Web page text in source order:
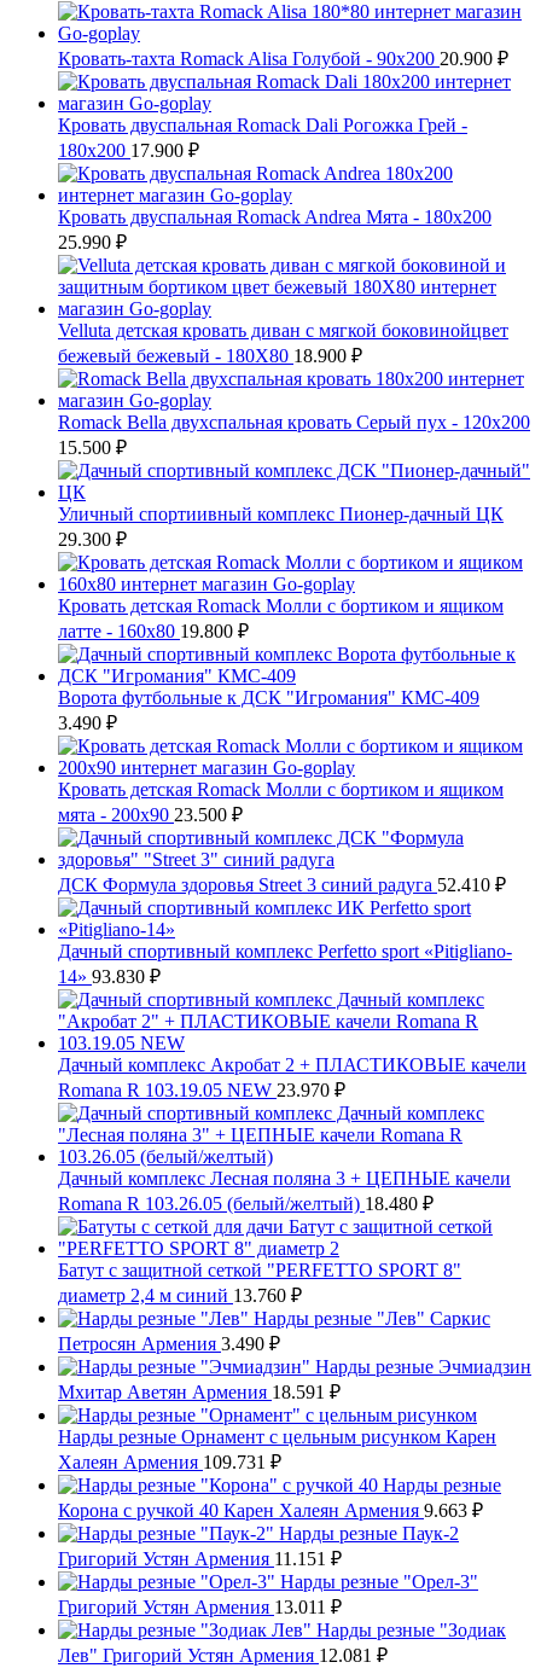
Кровать-тахта Romack Alisa Голубой - 90х200 20.900 ₽
Кровать двуспальная Romack Dali Рогожка Грей -
180x200 17.900 ₽
Кровать двуспальная Romack Andrea Мята - 180x200
25.990 ₽
Velluta детская кровать диван с мягкой боковинойцвет
бежевый бежевый - 180Х80 18.900 ₽
Romack Bella двухспальная кровать Серый пух - 120x200
15.500 ₽
Уличный спортиивный комплекс Пионер-дачный ЦК
29.300 ₽
Кровать детская Romack Молли с бортиком и ящиком
латте - 160x80 19.800 ₽
Ворота футбольные к ДСК "Игромания" КМС-409
3.490 ₽
Кровать детская Romack Молли с бортиком и ящиком
мята - 200x90 23.500 ₽
ДСК Формула здоровья Street 3 синий радуга 52.410 ₽
Дачный спортивный комплекс Perfetto sport «Pitigliano-
14» 93.830 ₽
Дачный комплекс Акробат 2 + ПЛАСТИКОВЫЕ качели
Romana R 103.19.05 NEW 23.970 ₽
Дачный комплекс Лесная поляна 3 + ЦЕПНЫЕ качели
Romana R 103.26.05 (белый/желтый) 18.480 ₽
Батут с защитной сеткой "PERFETTO SPORT 8"
диаметр 2,4 м синий 13.760 ₽
Нарды резные "Лев" Саркис
Петросян Армения 3.490 ₽
Нарды резные Эчмиадзин
Мхитар Аветян Армения 18.591 ₽
Нарды резные Орнамент с цельным рисунком Карен
Халеян Армения 109.731 ₽
Нарды резные
Корона с ручкой 40 Карен Халеян Армения 9.663 ₽
Нарды резные Паук-2
Григорий Устян Армения 11.151 ₽
Нарды резные "Орел-3"
Григорий Устян Армения 13.011 ₽
Нарды резные "Зодиак
Лев" Григорий Устян Армения 12.081 ₽